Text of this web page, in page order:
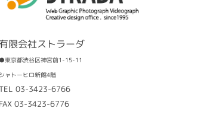
有限会社ストラーダ
●東京都渋谷区神宮前1-15-11
シャトーヒロ新館4階
TEL 03-3423-6766
FAX 03-3423-6776